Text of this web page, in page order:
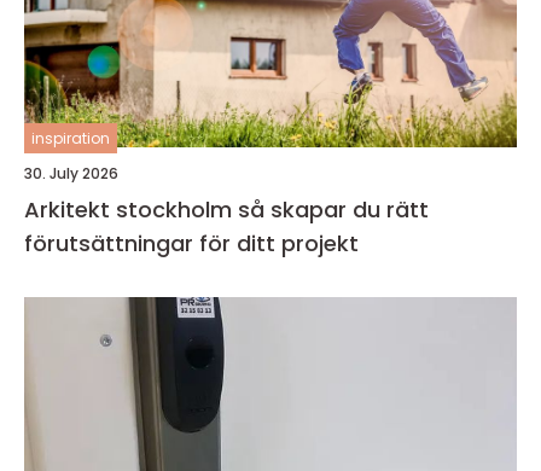
inspiration
30. July 2026
Arkitekt stockholm så skapar du rätt
förutsättningar för ditt projekt